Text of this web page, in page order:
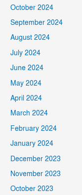
October 2024
September 2024
August 2024
July 2024
June 2024
May 2024
April 2024
March 2024
February 2024
January 2024
December 2023
November 2023
October 2023